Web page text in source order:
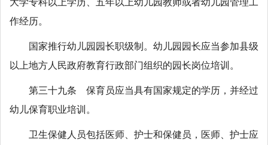
作经历。
国家推行幼儿园园长职级制。幼儿园园长应当参加县级
以上地方人民政府教育行政部门组织的园长岗位培训。
第三十九条 保育员应当具有国家规定的学历，并经过
幼儿保育职业培训。
卫生保健人员包括医师、护士和保健员，医师、护士应